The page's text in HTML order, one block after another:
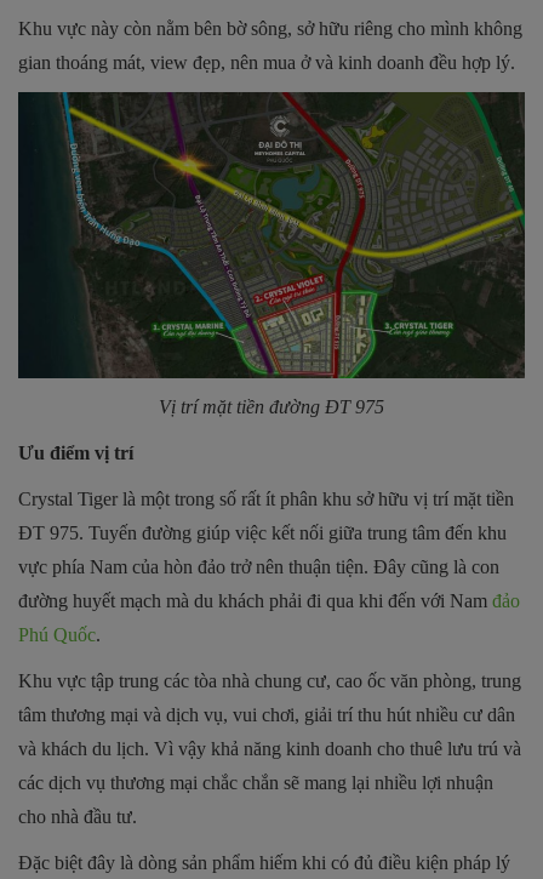
Khu vực này còn nằm bên bờ sông, sở hữu riêng cho mình không
gian thoáng mát, view đẹp, nên mua ở và kinh doanh đều hợp lý.
Vị trí mặt tiền đường ĐT 975
Ưu điểm vị trí
Crystal Tiger là một trong số rất ít phân khu sở hữu vị trí mặt tiền
ĐT 975. Tuyến đường giúp việc kết nối giữa trung tâm đến khu
vực phía Nam của hòn đảo trở nên thuận tiện. Đây cũng là con
đường huyết mạch mà du khách phải đi qua khi đến với Nam đảo
Phú Quốc.
Khu vực tập trung các tòa nhà chung cư, cao ốc văn phòng, trung
tâm thương mại và dịch vụ, vui chơi, giải trí thu hút nhiều cư dân
và khách du lịch. Vì vậy khả năng kinh doanh cho thuê lưu trú và
các dịch vụ thương mại chắc chắn sẽ mang lại nhiều lợi nhuận
cho nhà đầu tư.
Đặc biệt đây là dòng sản phẩm hiếm khi có đủ điều kiện pháp lý